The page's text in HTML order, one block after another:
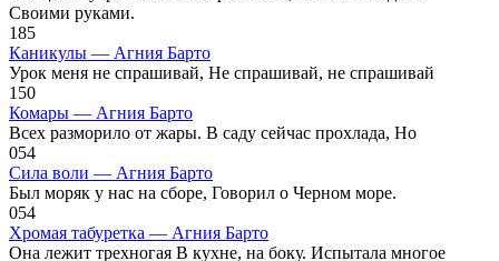
Своими руками.
185
Каникулы — Агния Барто
Урок меня не спрашивай, Не спрашивай, не спрашивай
1 50
Комары — Агния Барто
Всех разморило от жары. В саду сейчас прохлада, Но
054
Сила воли — Агния Барто
Был моряк у нас на сборе, Говорил о Черном море.
054
Хромая табуретка — Агния Барто
Она лежит трехногая В кухне, на боку. Испытала многое